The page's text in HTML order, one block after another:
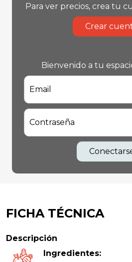
Para ver precios, crea tu
Crear
Bienvenido a tu
Email
Contraseña
FICHA TÉCNICA
Descripción
Ingredientes: